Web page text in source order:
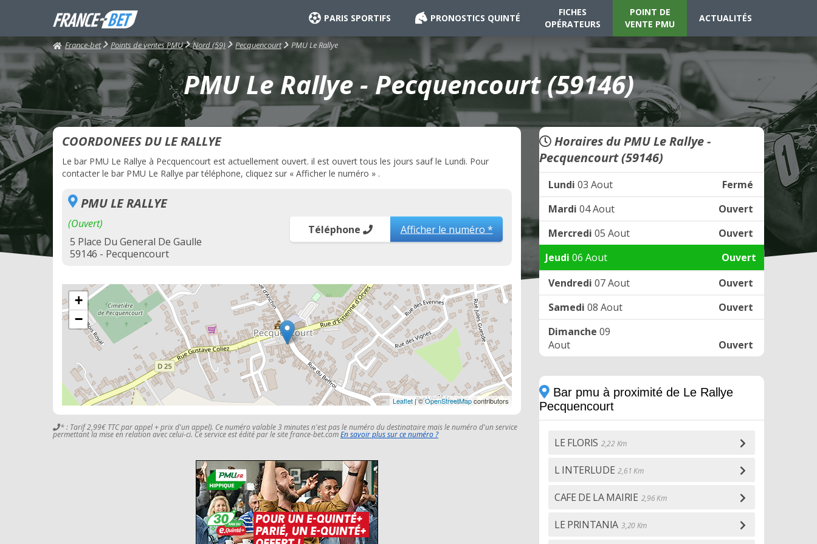
PARIS SPORTIFS PRONOSTICS QUINTÉ
FICHES
OPÉRATEURS
POINT DE
VENTE PMU
ACTUALITÉS
France-bet Points de ventes PMU Nord (59) Pecquencourt PMU Le Rallye
PMU Le Rallye - Pecquencourt (59146)
COORDONEES DU LE RALLYE
Le bar PMU Le Rallye à Pecquencourt est actuellement ouvert. il est ouvert tous les jours sauf le Lundi. Pour
contacter le bar PMU Le Rallye par téléphone, cliquez sur « Afficher le numéro » .
PMU LE RALLYE
(Ouvert)
5 Place Du General De Gaulle
59146 - Pecquencourt
Téléphone Afficher le numéro *
+
−
Leaflet| ©OpenStreetMapcontributors
* : Tarif 2,99€ TTC par appel + prix d'un appel). Ce numéro valable 3 minutes n'est pas le numéro du destinataire mais le numéro d'un service
permettant la mise en relation avec celui-ci. Ce service est édité par le site france-bet.comEn savoir plus sur ce numéro ?
Horaires du PMU Le Rallye -
Pecquencourt (59146)
Lundi 03 Aout
Fermé
Mardi 04 Aout
Ouvert
Mercredi 05 Aout
Ouvert
Jeudi 06 Aout
Ouvert
Vendredi 07 Aout
Ouvert
Samedi 08 Aout
Ouvert
Dimanche 09
Aout
Ouvert
Bar pmu à proximité de Le Rallye
Pecquencourt
LE FLORIS 2,22 Km
L INTERLUDE 2,61 Km
CAFE DE LA MAIRIE 2,96 Km
LE PRINTANIA 3,20 Km